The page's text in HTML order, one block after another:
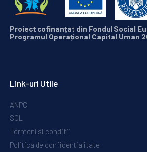
Proiect cofinanțat din Fondul Social
Programul Operațional Capital Uman
Link-uri Utile
ANPC
SOL
Termeni si conditii
Politica de confidentialitate